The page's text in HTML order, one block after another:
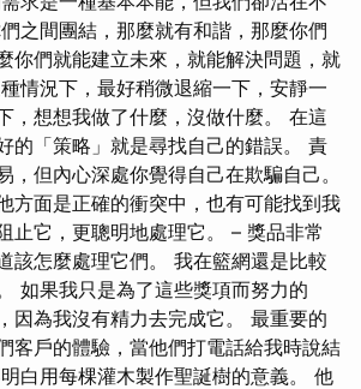
之間團結，那麼就有和諧，那麼你們
你們就能建立未來，就能解決問題，就
情況下，最好稍微退縮一下，安靜一
，想想我做了什麼，沒做什麼。 在這
的「策略」就是尋找自己的錯誤。 責
，但內心深處你覺得自己在欺騙自己。
方面是正確的衝突中，也有可能找到我
止它，更聰明地處理它。 – 獎品非常
該怎麼處理它們。 我在籃網還是比較
如果我只是為了這些獎項而努力的
因為我沒有精力去完成它。 最重要的
客戶的體驗，當他們打電話給我時說結
白用每棵灌木製作聖誕樹的意義。 他